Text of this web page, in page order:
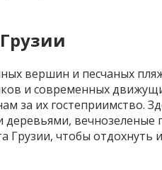
вершин и песчаных
и современных
за их гостеприимство.
Грузии, чтобы отдохнуть